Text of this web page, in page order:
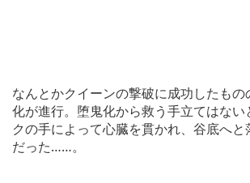
なんとかクイーンの撃破に成功したも
化が進行。堕鬼化から救う手立てはない
クの手によって心臓を貫かれ、谷底へ
だった……。